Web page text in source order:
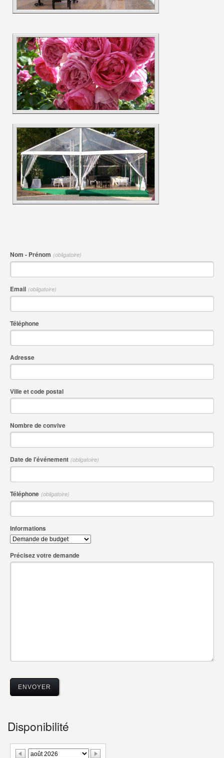
Nom - Prénom (obligatoire)
Email (obligatoire)
Téléphone
Adresse
Ville et code postal
Nombre de convive
Date de l'événement (obligatoire)
Téléphone (obligatoire)
Informations
Précisez votre demande
Disponibilité